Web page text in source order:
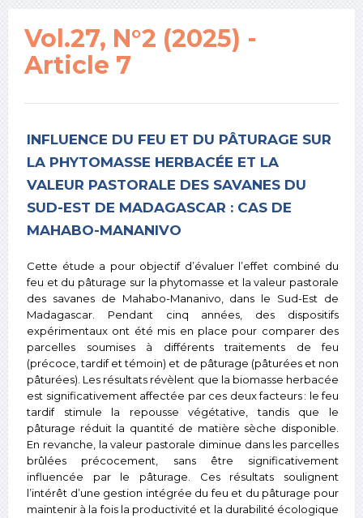
Vol.27, N°2 (2025) -
Article 7
INFLUENCE DU FEU ET DU PÂTURAGE SUR
LA PHYTOMASSE HERBACÉE ET LA
VALEUR PASTORALE DES SAVANES DU
SUD-EST DE MADAGASCAR : CAS DE
MAHABO-MANANIVO
Cette étude a pour objectif d’évaluer l’effet combiné du
feu et du pâturage sur la phytomasse et la valeur pastorale
des savanes de Mahabo-Mananivo, dans le Sud-Est de
Madagascar. Pendant cinq années, des dispositifs
expérimentaux ont été mis en place pour comparer des
parcelles soumises à différents traitements de feu
(précoce, tardif et témoin) et de pâturage (pâturées et non
pâturées). Les résultats révèlent que la biomasse herbacée
est significativement affectée par ces deux facteurs : le feu
tardif stimule la repousse végétative, tandis que le
pâturage réduit la quantité de matière sèche disponible.
En revanche, la valeur pastorale diminue dans les parcelles
brûlées précocement, sans être significativement
influencée par le pâturage. Ces résultats soulignent
l’intérêt d’une gestion intégrée du feu et du pâturage pour
maintenir à la fois la productivité et la durabilité écologique